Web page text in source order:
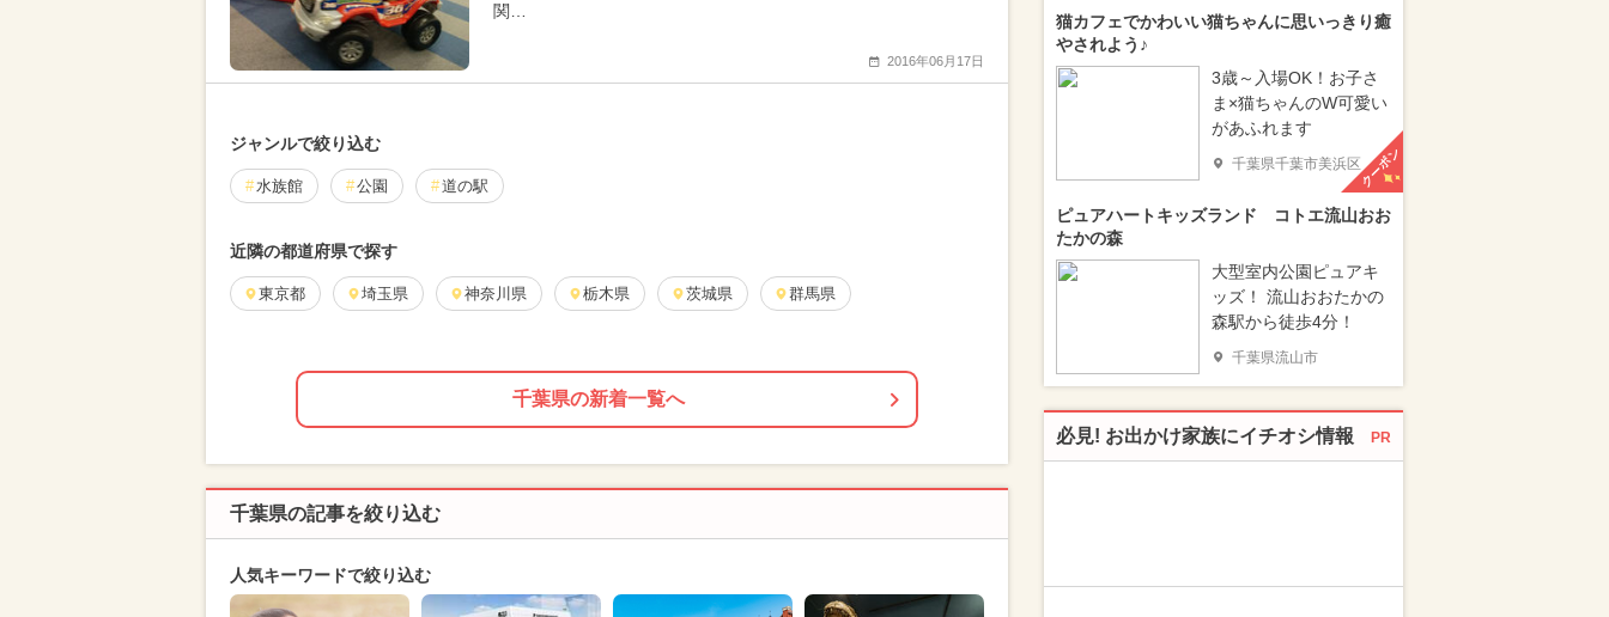
関…
2016年06月17日
ジャンルで絞り込む
水族館 公園 道の駅
近隣の都道府県で探す
東京都 埼玉県 神奈川県 栃木県 茨城県 群馬県
千葉県の新着一覧へ
千葉県の記事を絞り込む
人気キーワードで絞り込む
猫カフェでかわいい猫ちゃんに思いっきり癒
やされよう♪
3歳～入場OK！お子さ
ま×猫ちゃんのW可愛い
があふれます
千葉県千葉市美浜区クーポン
ピュアハートキッズランド コトエ流山おお
たかの森
大型室内公園ピュアキ
ッズ！ 流山おおたかの
森駅から徒歩4分！
千葉県流山市
必見! お出かけ家族にイチオシ情報 PR